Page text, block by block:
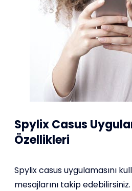
Spylix Casus
Özellikleri
Spylix casus uygulamasını
mesajlarını takip edebilirsiniz.